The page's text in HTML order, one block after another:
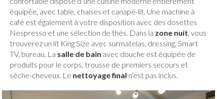
équipée, avec table, chaises et canapé-lit. Une machine à
café est également à votre disposition avec des dosettes
Nespresso et une sélection de thés. Dans la zone nuit , vous
trouverez un lit King Size avec surmatelas, dressing, Smart
TV, bureau. La salle de bain avec douche est équipée de
produits pour le corps, trousse de premiers secours et
sèche-cheveux. Le nettoyage final n’est pas inclus.